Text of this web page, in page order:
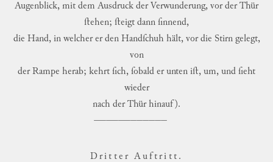
Augenblick, mit dem Ausdruck der Verwunderung, vor der Thür
ſtehen; ſteigt dann ſinnend,
die Hand, in welcher er den Handſchuh hält, vor die Stirn gelegt,
von
der Rampe herab; kehrt ſich, ſobald er unten iſt, um, und ſieht
wieder
nach der Thür hinauf).
Dritter Auftritt.